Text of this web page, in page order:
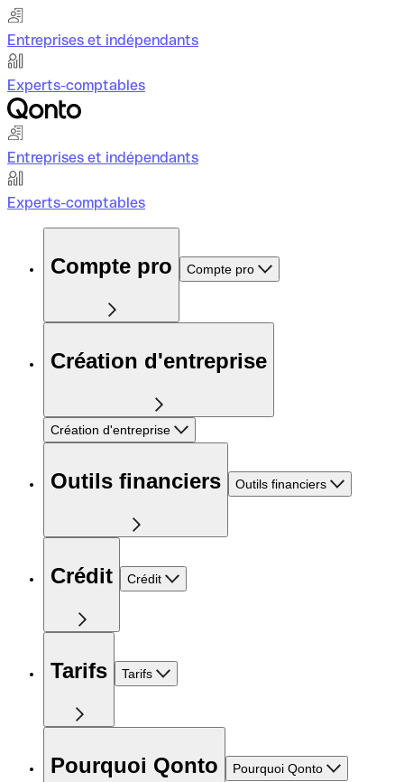
Entreprises et indépendants
Experts-comptables
Entreprises et indépendants
Experts-comptables
Compte pro Compte pro
Création d'entreprise
Création d'entreprise
Outils financiers Outils financiers
Crédit Crédit
Tarifs Tarifs
Pourquoi Qonto Pourquoi Qonto